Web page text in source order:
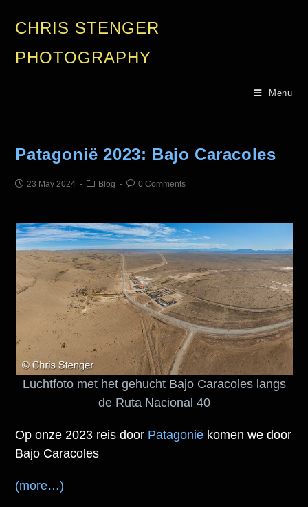
CHRIS STENGER
PHOTOGRAPHY
Menu
Patagonië 2023: Bajo Caracoles
23 May 2024 Blog 0 Comments
Luchtfoto met het gehucht Bajo Caracoles langs
de Ruta Nacional 40
Op onze 2023 reis door Patagonië komen we door
Bajo Caracoles
(more…)